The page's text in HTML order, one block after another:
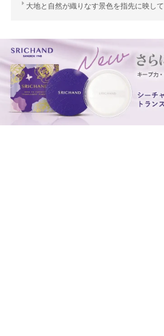
大地と自然が織りなす景色を指先に映して